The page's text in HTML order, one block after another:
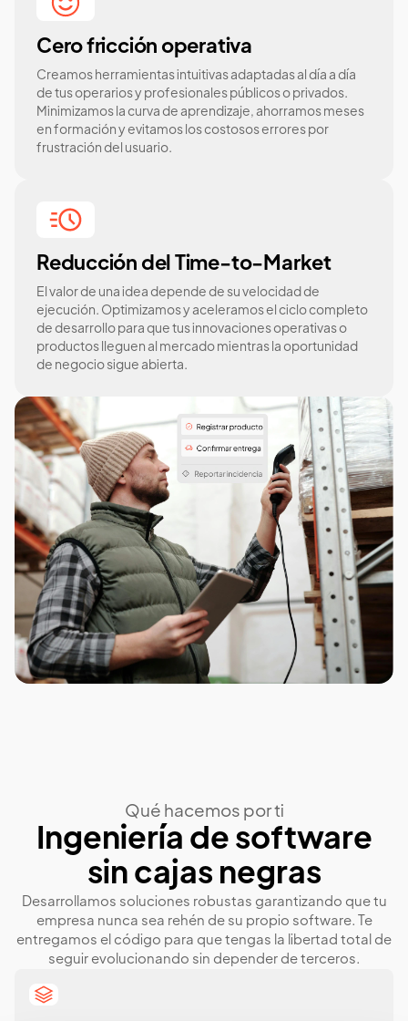
Cero fricción operativa
Creamos herramientas intuitivas adaptadas al día a día
de tus operarios y profesionales públicos o privados.
Minimizamos la curva de aprendizaje, ahorramos meses
en formación y evitamos los costosos errores por
frustración del usuario.
Reducción del Time-to-Market
El valor de una idea depende de su velocidad de
ejecución. Optimizamos y aceleramos el ciclo completo
de desarrollo para que tus innovaciones operativas o
productos lleguen al mercado mientras la oportunidad
de negocio sigue abierta.
Qué hacemos por ti
Ingeniería de software
sin cajas negras
Desarrollamos soluciones robustas garantizando que tu
empresa nunca sea rehén de su propio software. Te
entregamos el código para que tengas la libertad total de
seguir evolucionando sin depender de terceros.